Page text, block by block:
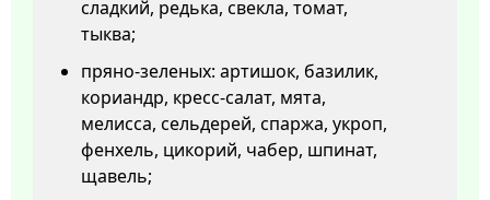
сладкий, редька, свекла, томат,
тыква;
пряно-зеленых: артишок, базилик,
кориандр, кресс-салат, мята,
мелисса, сельдерей, спаржа, укроп,
фенхель, цикорий, чабер, шпинат,
щавель;